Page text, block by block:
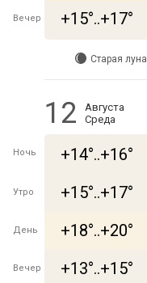
Вечер +15°..+17°
Старая луна
12
Августа
Среда
Ночь +14°..+16°
Утро +15°..+17°
День +18°..+20°
Вечер +13°..+15°